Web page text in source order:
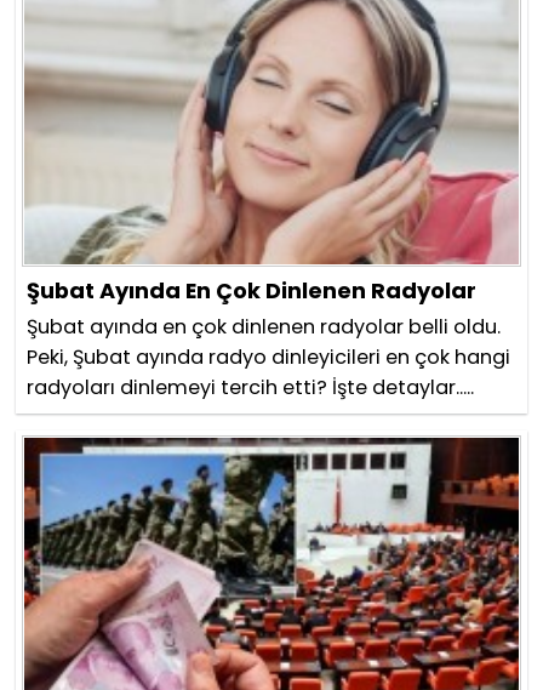
Şubat Ayında En Çok Dinlenen Radyolar
Şubat ayında en çok dinlenen radyolar belli oldu.
Peki, Şubat ayında radyo dinleyicileri en çok hangi
radyoları dinlemeyi tercih etti? İşte detaylar.....